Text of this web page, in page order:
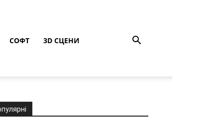
СОФТ 3D СЦЕНИ